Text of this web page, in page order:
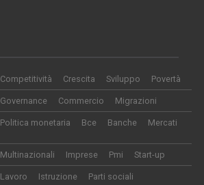
Competitività Crescita Sviluppo Povertà
Governance Commercio Migrazioni
Politica monetaria Bce Banche Mercati
Multinazionali Imprese Pmi Start-up
Lavoro Istruzione
Parti sociali